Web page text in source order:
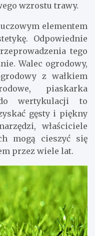
wzrostu trawy.
elementem
Odpowiednie
tego
Walec ogrodowy,
z wałkiem
piaskarka
wertykulacji to
gęsty i piękny
właściciele
mogą cieszyć się
przez wiele lat.